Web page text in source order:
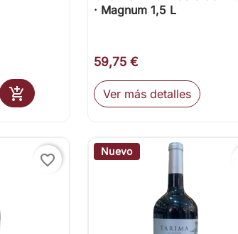

Añadir al carrito
· Magnum 1,5 L
59,75 €
Ver más detalles
favorite_border
Nuevo